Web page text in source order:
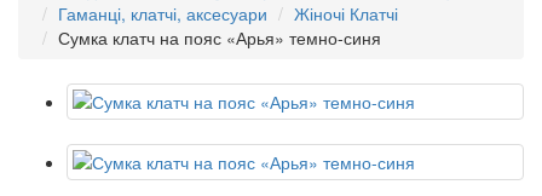
Гаманці, клатчі, аксесуари
Жіночі Клатчі
Сумка клатч на пояс «Арья» темно-синя